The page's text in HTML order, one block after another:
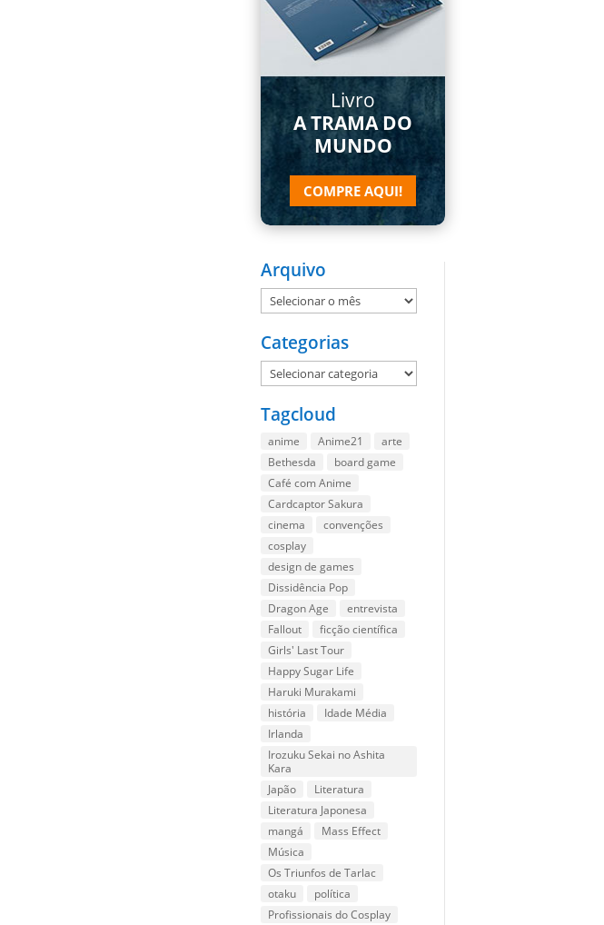
Livro
A TRAMA DO
MUNDO
COMPRE AQUI!
Arquivo
Arquivo
Categorias
Categorias
Tagcloud
anime Anime21
arte
Bethesda
board game
Café com Anime
Cardcaptor Sakura
cinema
convenções
cosplay
design de games
Dissidência Pop
Dragon Age
entrevista
Fallout
ficção científica
Girls' Last Tour
Happy Sugar Life
Haruki Murakami
história
Idade Média
Irlanda
Irozuku Sekai no Ashita
Kara
Japão
Literatura
Literatura Japonesa
mangá
Mass Effect
Música
Os Triunfos de Tarlac
otaku
política
Profissionais do Cosplay